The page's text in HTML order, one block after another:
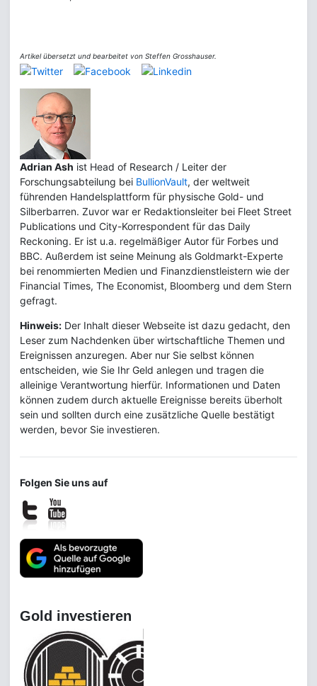
Artikel übersetzt und bearbeitet von Steffen Grosshauser.
Adrian Ash ist Head of Research / Leiter der
Forschungsabteilung bei BullionVault, der weltweit
führenden Handelsplattform für physische Gold- und
Silberbarren. Zuvor war er Redaktionsleiter bei Fleet Street
Publications und City-Korrespondent für das Daily
Reckoning. Er ist u.a. regelmäßiger Autor für Forbes und
BBC. Außerdem ist seine Meinung als Goldmarkt-Experte
bei renommierten Medien und Finanzdienstleistern wie der
Financial Times, The Economist, Bloomberg und dem Stern
gefragt.
Hinweis: Der Inhalt dieser Webseite ist dazu gedacht, den
Leser zum Nachdenken über wirtschaftliche Themen und
Ereignissen anzuregen. Aber nur Sie selbst können
entscheiden, wie Sie Ihr Geld anlegen und tragen die
alleinige Verantwortung hierfür. Informationen und Daten
können zudem durch aktuelle Ereignisse bereits überholt
sein und sollten durch eine zusätzliche Quelle bestätigt
werden, bevor Sie investieren.
Folgen Sie uns auf
Gold investieren